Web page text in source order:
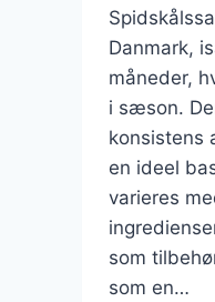
Danmark,
måneder,
i sæson.
konsistens
en ideel
varieres
som
som en…